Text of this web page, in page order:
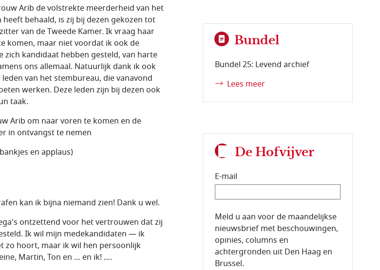
Arib de volstrekte meerderheid van het
behaald, is zij bij dezen gekozen tot
van de Tweede Kamer. Ik vraag haar
komen, maar niet voordat ik ook de
zich kandidaat hebben gesteld, van harte
ons allemaal. Natuurlijk dank ik ook
van het stembureau, die vanavond
werken. Deze leden zijn bij dezen ook
taak.
Arib om naar voren te komen en de
in ontvangst te nemen
en applaus)
kan ik bijna niemand zien! Dank u wel.
ontzettend voor het vertrouwen dat zij
Ik wil mijn medekandidaten — ik
zo hoort, maar ik wil hen persoonlijk
Martin, Ton en … en ik! ….
Bundel
Bundel 25: Levend archief
Lees meer
De Hofvijver
E-mail
E-mailadres van de abonnee.
Meld u aan voor de maandelijkse
nieuwsbrief met beschouwingen,
opinies, columns en
achtergronden uit Den Haag en
Brussel.